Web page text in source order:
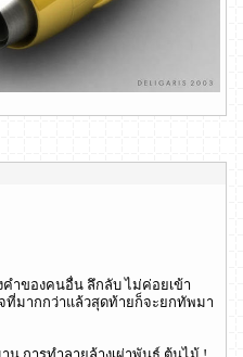
ำของคนอื่น ลึกลับ ไม่ค่อยเข้า
มากกว่าแล้วสุดท้ายก็จะยกทัพมา